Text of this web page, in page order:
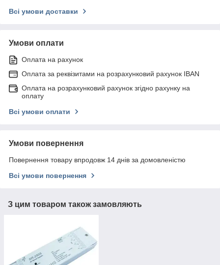
Всі умови доставки
Умови оплати
Оплата на рахунок
Оплата за реквізитами на розрахунковий рахунок IBAN
Оплата на розрахунковий рахунок згідно рахунку на
оплату
Всі умови оплати
Умови повернення
Повернення товару впродовж 14 днів за домовленістю
Всі умови повернення
З цим товаром також замовляють